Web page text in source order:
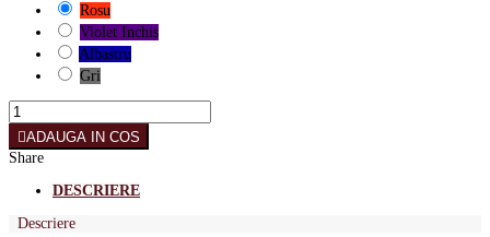
Rosu
Violet Inchis
Albastru
Gri
ADAUGA IN COS
Share
DESCRIERE
Descriere